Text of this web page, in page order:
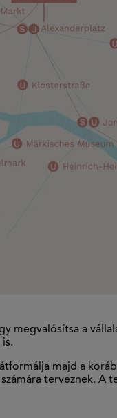
megvalósítsa a
majd a
terveznek.